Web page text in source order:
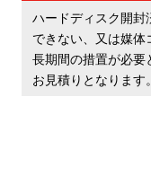
ハードディスク開封
できない、又は媒体
長期間の措置が必要
お見積りとなります。